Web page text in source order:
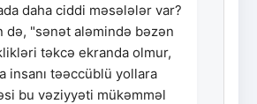
daha ciddi məsələlər var?
də, "sənət aləmində bəzən
təkcə ekranda olmur,
insanı təəccüblü yollara
bu vəziyyəti mükəmməl